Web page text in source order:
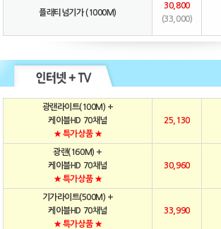
플래티넘기가 (1000M)
30,800
(33,000)
광랜라이트(100M) +
케이블HD 70채널
★ 특가상품 ★
25,130
광랜(160M) +
케이블HD 70채널
★ 특가상품 ★
30,960
기가라이트(500M) +
케이블HD 70채널
★ 특가상품 ★
33,990